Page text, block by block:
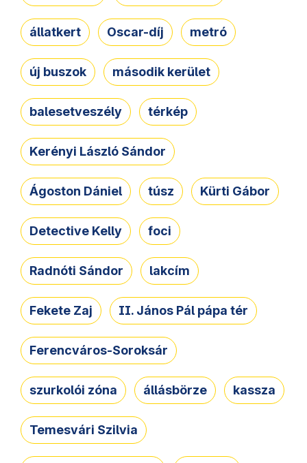
állatkert Oscar-díj metró
új buszok második kerület
balesetveszély térkép
Kerényi László Sándor
Ágoston Dániel túsz Kürti Gábor
Detective Kelly foci
Radnóti Sándor lakcím
Fekete Zaj II. János Pál pápa tér
Ferencváros-Soroksár
szurkolói zóna állásbörze kassza
Temesvári Szilvia